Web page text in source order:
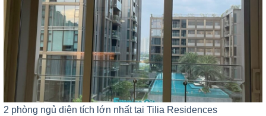
2 phòng ngủ diện tích lớn nhất tại Tilia Residences